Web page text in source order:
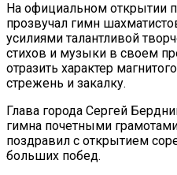
На официальном открытии
прозвучал гимн
усилиями талантливой
стихов и музыки в своем
отразить характер
стрежень и закалку.
Глава города Сергей
гимна почетными
поздравил с открытием
больших побед.